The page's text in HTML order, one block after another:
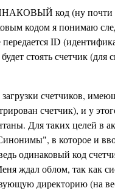
код (ну почти
кодом я понимаю
ID
стоять счетчик (для
счетчиков,
счетчик), и у
Для таких целей в
в которое и
одинаковый код
ждал облом, так как
директорию (на